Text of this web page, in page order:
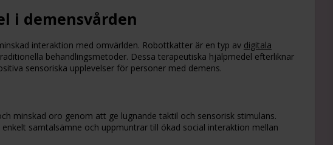
i demensvården
interaktion med omvärlden. Robottkatter är en typ av digitala
behandlingsmetoder. Dessa terapeutiska hjälpmedel efterliknar
sensoriska upplevelser för personer med demens.
minskad oro genom att ge lugnande taktil och sensorisk stimulans.
samtalsämne och uppmuntrar till ökad social interaktion mellan